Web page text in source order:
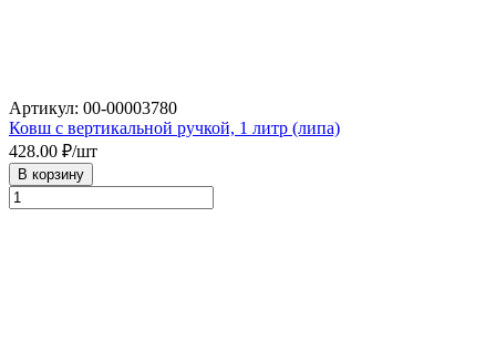
Артикул: 00-00003780
Ковш с вертикальной ручкой, 1 литр (липа)
428.00 ₽/шт
В корзину